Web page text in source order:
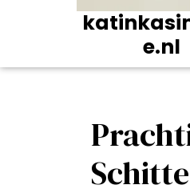
e.nl